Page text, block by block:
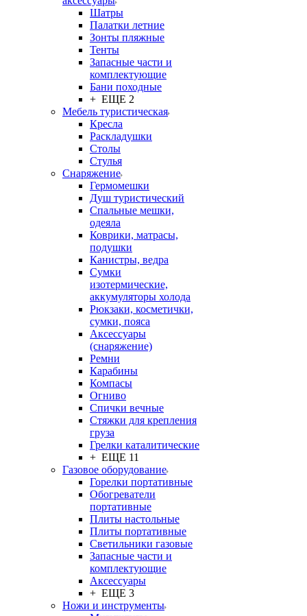
Шатры
Палатки летние
Зонты пляжные
Тенты
Запасные части и
комплектующие
Бани походные
+ ЕЩЕ 2
Мебель туристическая
Кресла
Раскладушки
Столы
Стулья
Снаряжение
Гермомешки
Душ туристический
Спальные мешки,
одеяла
Коврики, матрасы,
подушки
Канистры, ведра
Сумки
изотермические,
аккумуляторы холода
Рюкзаки, косметички,
сумки, пояса
Аксессуары
(снаряжение)
Ремни
Карабины
Компасы
Огниво
Спички вечные
Стяжки для крепления
груза
Грелки каталитические
+ ЕЩЕ 11
Газовое оборудование
Горелки портативные
Обогреватели
портативные
Плиты настольные
Плиты портативные
Светильники газовые
Запасные части и
комплектующие
Аксессуары
+ ЕЩЕ 3
Ножи и инструменты